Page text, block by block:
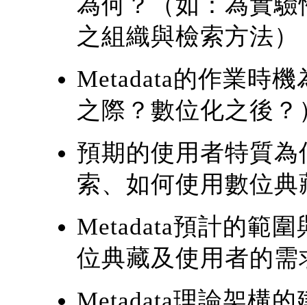
之組織與檢索方法）
Metadata的作業時
之際？數位化之後？
預期的使用者特質
索、如何使用數位
Metadata預計的範
位典藏及使用者的需